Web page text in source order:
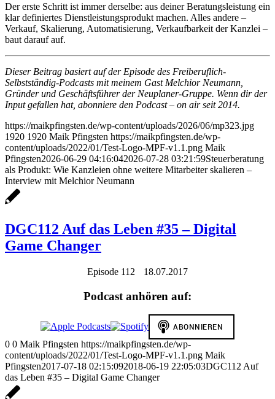
Der erste Schritt ist immer derselbe: aus deiner Beratungsleistung ein
klar definiertes Dienstleistungsprodukt machen. Alles andere –
Verkauf, Skalierung, Automatisierung, Verkaufbarkeit der Kanzlei –
baut darauf auf.
Dieser Beitrag basiert auf der Episode des Freiberuflich-
Selbstständig-Podcasts mit meinem Gast Melchior Neumann,
Gründer und Geschäftsführer der Neuplaner-Gruppe. Wenn dir der
Input gefallen hat, abonniere den Podcast – on air seit 2014.
https://maikpfingsten.de/wp-content/uploads/2026/06/mp323.jpg
1920 1920 Maik Pfingsten https://maikpfingsten.de/wp-
content/uploads/2022/01/Test-Logo-MPF-v1.1.png Maik
Pfingsten2026-06-29 04:16:042026-07-28 03:21:59Steuerberatung
als Produkt: Wie Kanzleien ohne weitere Mitarbeiter skalieren –
Interview mit Melchior Neumann
DGC112 Auf das Leben #35 – Digital
Game Changer
Episode 112 18.07.2017
Podcast anhören auf:
0 0 Maik Pfingsten https://maikpfingsten.de/wp-
content/uploads/2022/01/Test-Logo-MPF-v1.1.png Maik
Pfingsten2017-07-18 02:15:092018-06-19 22:05:03DGC112 Auf
das Leben #35 – Digital Game Changer